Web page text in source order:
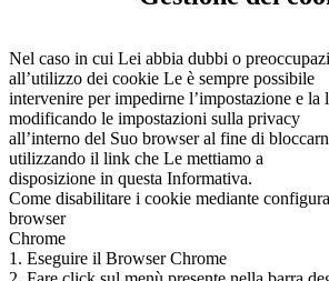
Nel caso in cui Lei abbia dubbi o
all’utilizzo dei cookie Le è sempre possibile
intervenire per impedirne l’impostazione e la
modificando le impostazioni sulla privacy
all’interno del Suo browser al fine di
utilizzando il link che Le mettiamo a
disposizione in questa Informativa.
Come disabilitare i cookie mediante
browser
Chrome
1. Eseguire il Browser Chrome